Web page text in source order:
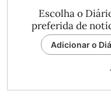
Escolha o
preferida de
Adicionar o